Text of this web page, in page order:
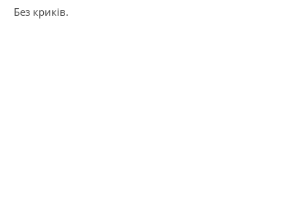
Без криків.